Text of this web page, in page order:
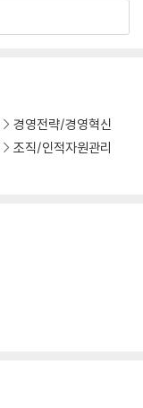
경영전략/경영혁신
조직/인적자원관리